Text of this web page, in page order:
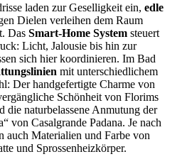
laden zur Geselligkeit ein, edle
Dielen verleihen dem Raum
Das Smart-Home System steuert
Licht, Jalousie bis hin zur
sich hier koordinieren. Im Bad
mit unterschiedlichem
Der handgefertigte Charme von
Schönheit von Florims
die naturbelassene Anmutung der
von Casalgrande Padana. Je nach
auch Materialien und Farbe von
und Sprossenheizkörper.